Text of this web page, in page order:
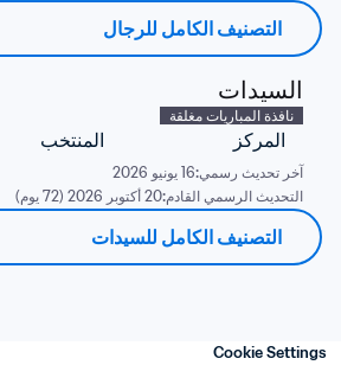
التصنيف الكامل للرجال
السيدات
نافذة المباريات مغلقة
المركز المنتخب
آخر تحديث رسمي:16 يونيو 2026
التحديث الرسمي القادم:20 أكتوبر 2026 (72 يوم)
التصنيف الكامل للسيدات
Cookie Settings